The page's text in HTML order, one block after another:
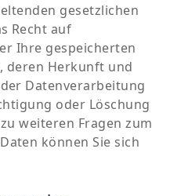
gesetzlichen
Recht auf
Ihre gespeicherten
deren Herkunft und
Datenverarbeitung
oder Löschung
weiteren Fragen zum
können Sie sich